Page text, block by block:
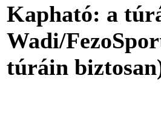
Kapható: a
Wadi/
túráin